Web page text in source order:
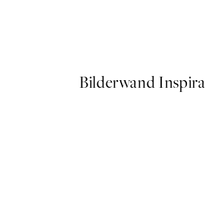
Bilderwand